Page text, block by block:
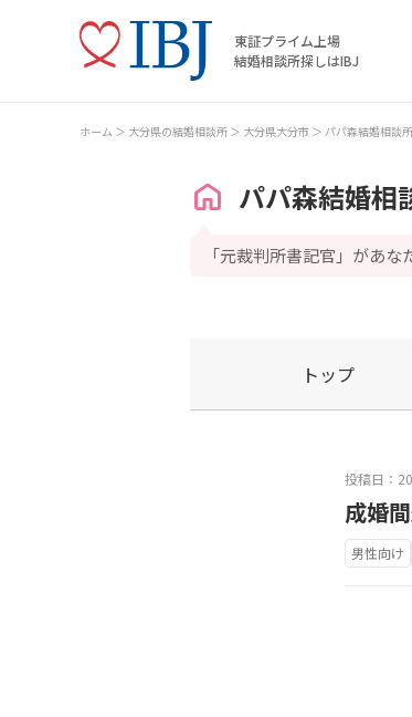
東証プライム上場
結婚相談所探しはIBJ
ホーム 大分県の結婚相談所 大分県大分市 パパ森結婚相談所
パパ森結婚相
「元裁判所書記官」があ
トップ
投稿日：
成婚
男性向け